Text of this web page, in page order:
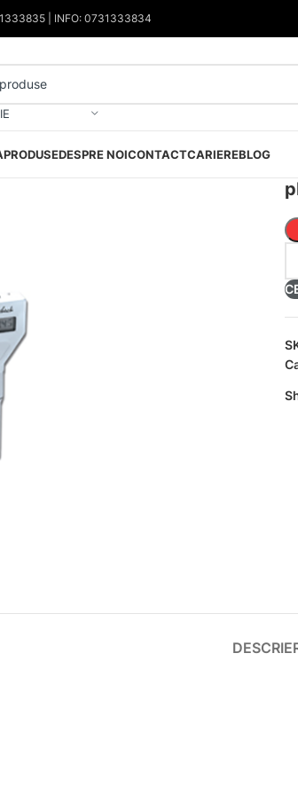
| INFO: 0731333834
PRODUSEDESPRE NOICONTACTCARIEREBLOG